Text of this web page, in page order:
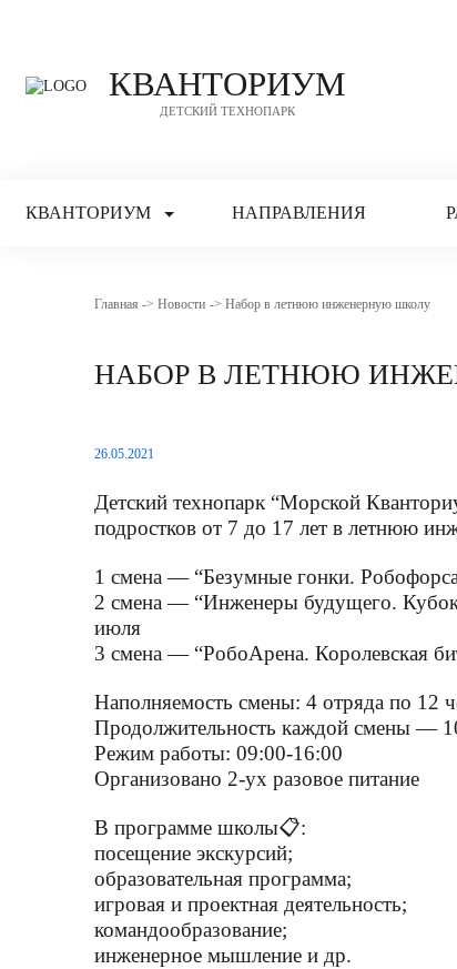
КВАНТОРИУМ
ДЕТСКИЙ ТЕХНОПАРК
КВАНТОРИУМ НАПРАВЛЕНИЯ
Главная Новости Набор в летнюю инженерную школу
НАБОР В ЛЕТНЮЮ
26.05.2021
Детский технопарк “Морской
подростков от 7 до 17 лет в летнюю
1 смена — “Безумные гонки.
2 смена — “Инженеры будущего.
июля
3 смена — “РобоАрена. Королевская
Наполняемость смены: 4 отряда по 12
Продолжительность каждой смены —
Режим работы: 09:00-16:00
Организовано 2-ух разовое питание
В программе школы📋:
посещение экскурсий;
образовательная программа;
игровая и проектная деятельность;
командообразование;
инженерное мышление и др.